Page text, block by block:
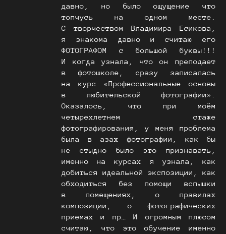
давно, но было ощущение что
топчусь на одном месте.
С творчеством Владимира Есикова,
я знакома давно и считаю его
ФОТОГРАФОМ с большой буквы!!!
И когда узнала, что он преподает
в фотошколе, сразу записалась
на курс «Профессиональные основы
в любительской фотографии».
Оказалось, что при моём
четырехлетнем стаже
фотографирования, у меня проблема
была в азах фотографии, как бы
не стыдно было это признавать,
именно на курсах я узнала, как
добиться идеальной экспозиции, как
обходиться без помощи вспышки
в помещениях, о правилах
композиции, о фотографических
приемах и пр… И огромным плюсом
считаю, что это обучение именно